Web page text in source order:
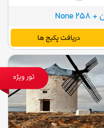
دریافت پکیج ها
تور ویژه